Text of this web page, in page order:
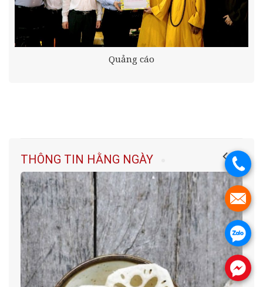
Quảng cáo
THÔNG TIN HẰNG NGÀY .
.
.
.